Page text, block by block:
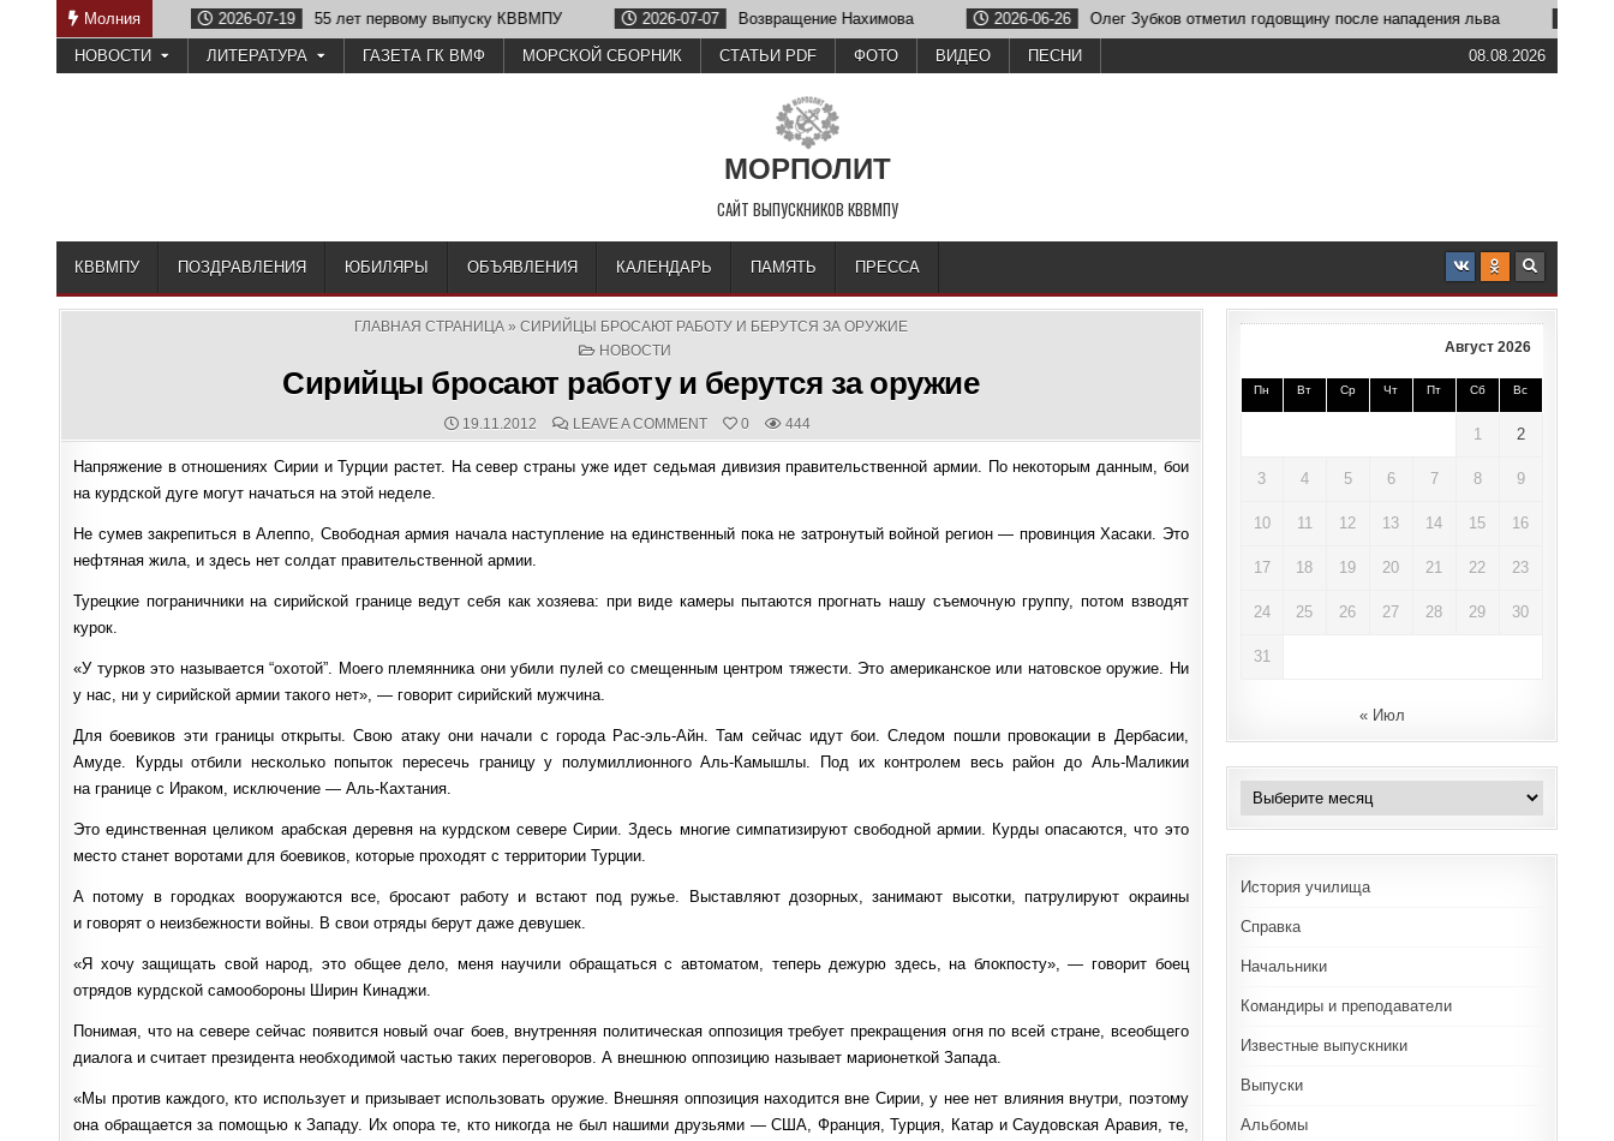
Молния
Отечеству 2026-07-19 55 лет первому выпуску КВВМПУ 2026-07-07 Возвращение Нахимова 2026-06-26 Олег Зубков отметил годовщину после нападения льва
НОВОСТИ ЛИТЕРАТУРА ГАЗЕТА ГК ВМФ МОРСКОЙ СБОРНИК СТАТЬИ PDF ФОТО ВИДЕО ПЕСНИ 08.08.2026
МОРПОЛИТ
САЙТ ВЫПУСКНИКОВ КВВМПУ
КВВМПУ ПОЗДРАВЛЕНИЯ ЮБИЛЯРЫ ОБЪЯВЛЕНИЯ КАЛЕНДАРЬ ПАМЯТЬ ПРЕССА
ГЛАВНАЯ СТРАНИЦА» СИРИЙЦЫ БРОСАЮТ РАБОТУ И БЕРУТСЯ ЗА ОРУЖИЕ
POSTED
НОВОСТИ
Сирийцы бросают работу и берутся за оружие
PUBLISHED
DATE:
19.11.2012 COMMENTS:
LEAVE A COMMENTON
СИРИЙЦЫ
РАБОТУ
ОРУЖИЕ
0 444
Напряжение в отношениях Сирии и Турции растет. На север страны уже идет седьмая дивизия правительственной армии. По некоторым данным, бои
на курдской дуге могут начаться на этой неделе.
Не сумев закрепиться в Алеппо, Свободная армия начала наступление на единственный пока не затронутый войной регион — провинция Хасаки. Это
нефтяная жила, и здесь нет солдат правительственной армии.
Турецкие пограничники на сирийской границе ведут себя как хозяева: при виде камеры пытаются прогнать нашу съемочную группу, потом взводят
курок.
«У турков это называется “охотой”. Моего племянника они убили пулей со смещенным центром тяжести. Это американское или натовское оружие. Ни
у нас, ни у сирийской армии такого нет», — говорит сирийский мужчина.
Для боевиков эти границы открыты. Свою атаку они начали с города Рас-эль-Айн. Там сейчас идут бои. Следом пошли провокации в Дербасии,
Амуде. Курды отбили несколько попыток пересечь границу у полумиллионного Аль-Камышлы. Под их контролем весь район до Аль-Маликии
на границе с Ираком, исключение — Аль-Кахтания.
Это единственная целиком арабская деревня на курдском севере Сирии. Здесь многие симпатизируют свободной армии. Курды опасаются, что это
место станет воротами для боевиков, которые проходят с территории Турции.
А потому в городках вооружаются все, бросают работу и встают под ружье. Выставляют дозорных, занимают высотки, патрулируют окраины
и говорят о неизбежности войны. В свои отряды берут даже девушек.
«Я хочу защищать свой народ, это общее дело, меня научили обращаться с автоматом, теперь дежурю здесь, на блокпосту», — говорит боец
отрядов курдской самообороны Ширин Кинаджи.
Понимая, что на севере сейчас появится новый очаг боев, внутренняя политическая оппозиция требует прекращения огня по всей стране, всеобщего
диалога и считает президента необходимой частью таких переговоров. А внешнюю оппозицию называет марионеткой Запада.
«Мы против каждого, кто использует и призывает использовать оружие. Внешняя оппозиция находится вне Сирии, у нее нет влияния внутри, поэтому
она обращается за помощью к Западу. Их опора те, кто никогда не был нашими друзьями — США, Франция, Турция, Катар и Саудовская Аравия, те,
Август 2026
Пн Вт Ср Чт Пт Сб Вс
1 2
3 4 5 6 7 8 9
10 11 12 13 14 15 16
17 18 19 20 21 22 23
24 25 26 27 28 29 30
31
« Июл
Архивы
История училища
Справка
Начальники
Командиры и преподаватели
Известные выпускники
Выпуски
Альбомы